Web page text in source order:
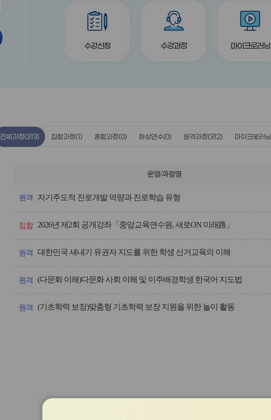
title
수강신청
title
수강과정
title
마이크로러닝
전체과정(313) 집합과정(1) 혼합과정(0) 화상연수(0) 원격과정(312) 마이크로러닝
체
의
과
차
획
운영/과정명
원격 자기주도적 진로개발 역량과 진로학습 유형
집합 2026년 제2회 공개강좌「중앙교육연수원, 새로ON 미래路」
원격 대한민국 새내기 유권자 지도를 위한 학생 선거교육의 이해
원격 (다문화 이해)다문화 사회 이해 및 이주배경학생 한국어 지도법
원격 (기초학력 보장)맞춤형 기초학력 보장 지원을 위한 놀이 활동